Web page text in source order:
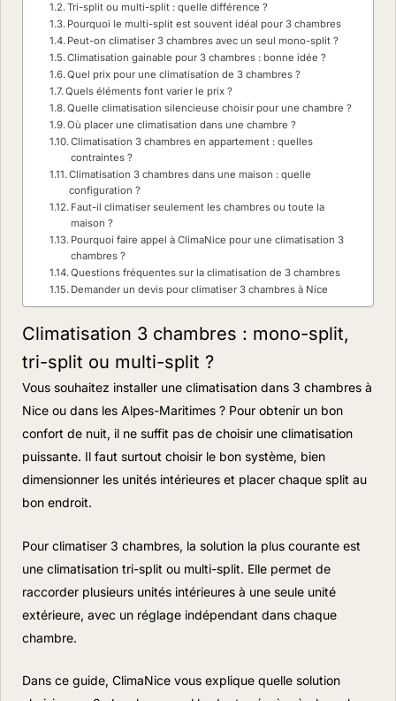
Tri-split ou multi-split : quelle différence ?
Pourquoi le multi-split est souvent idéal pour 3 chambres
Peut-on climatiser 3 chambres avec un seul mono-split ?
Climatisation gainable pour 3 chambres : bonne idée ?
Quel prix pour une climatisation de 3 chambres ?
Quels éléments font varier le prix ?
Quelle climatisation silencieuse choisir pour une chambre ?
Où placer une climatisation dans une chambre ?
Climatisation 3 chambres en appartement : quelles
contraintes ?
Climatisation 3 chambres dans une maison : quelle
configuration ?
Faut-il climatiser seulement les chambres ou toute la
maison ?
Pourquoi faire appel à ClimaNice pour une climatisation 3
chambres ?
Questions fréquentes sur la climatisation de 3 chambres
Demander un devis pour climatiser 3 chambres à Nice
Climatisation 3 chambres : mono-split,
tri-split ou multi-split ?
Vous souhaitez installer une climatisation dans 3 chambres à
Nice ou dans les Alpes-Maritimes ? Pour obtenir un bon
confort de nuit, il ne suffit pas de choisir une climatisation
puissante. Il faut surtout choisir le bon système, bien
dimensionner les unités intérieures et placer chaque split au
bon endroit.
Pour climatiser 3 chambres, la solution la plus courante est
une climatisation tri-split ou multi-split. Elle permet de
raccorder plusieurs unités intérieures à une seule unité
extérieure, avec un réglage indépendant dans chaque
chambre.
Dans ce guide, ClimaNice vous explique quelle solution